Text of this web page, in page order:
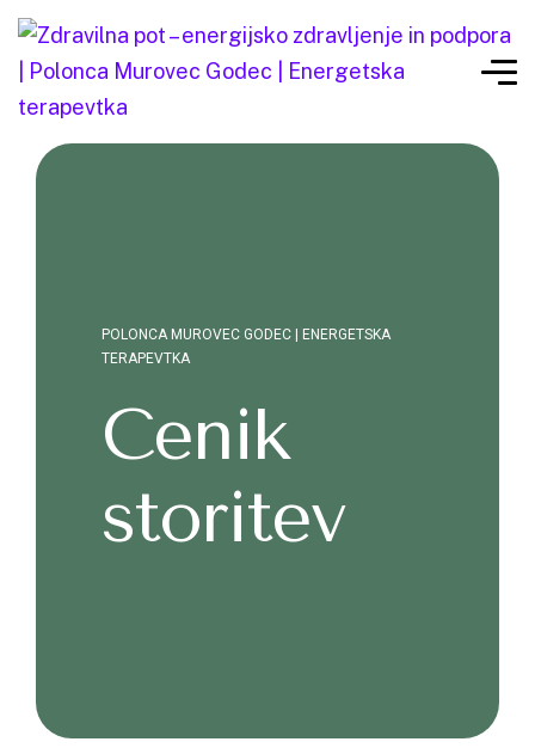
POLONCA MUROVEC GODEC | ENERGETSKA
TERAPEVTKA
Cenik
storitev